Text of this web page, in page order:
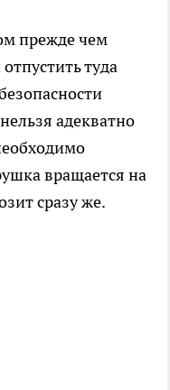
прежде чем
туда
адекватно
вращается на
сразу же.